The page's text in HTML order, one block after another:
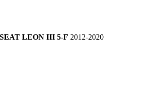
SEAT LEON III 5-F 2012-2020